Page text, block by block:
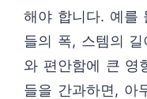
해야 합니다. 예를
들의 폭, 스템의
와 편안함에 큰 영
들을 간과하면, 아